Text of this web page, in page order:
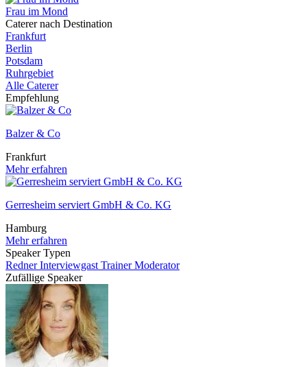
Frau im Mond
Caterer nach Destination
Frankfurt
Berlin
Potsdam
Ruhrgebiet
Alle Caterer
Empfehlung
Balzer & Co
Frankfurt
Mehr erfahren
Gerresheim serviert GmbH & Co. KG
Hamburg
Mehr erfahren
Speaker Typen
RednerInterviewgast TrainerModerator
Zufällige Speaker